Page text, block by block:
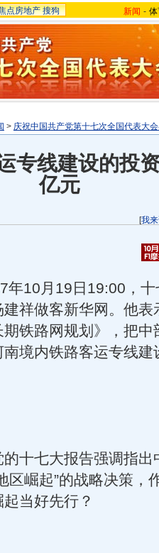
点房地产 搜狗 新闻 -
> 庆祝中国共产党第十七次全国代表大
专线建设的投
亿元
[我
10月19日19:00，十
祥做客新华网。他表
铁路网规划》，把中
境内铁路客运专线建
七大报告强调指出
区崛起”的战略决策，
当好先行？